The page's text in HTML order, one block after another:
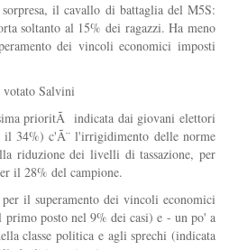
il cavallo di battaglia del M5S:
soltanto al 15% dei ragazzi. Ha meno
dei vincoli economici imposti
votato Salvini
prioritÃ indicata dai giovani elettori
34%) c'Ã¨ l'irrigidimento delle norme
riduzione dei livelli di tassazione, per
il 28% del campione.
il superamento dei vincoli economici
posto nel 9% dei casi) e - un po' a
classe politica e agli sprechi (indicata